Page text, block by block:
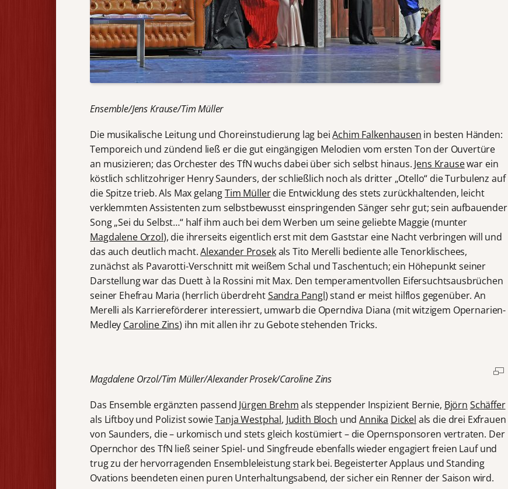
Ensemble/Jens Krause/Tim Müller
Die musikalische Leitung und Choreinstudierung lag beiAchim Falkenhausen in besten Händen:
Temporeich und zündend ließ er die gut eingängigen Melodien vom ersten Ton der Ouvertüre
an musizieren; das Orchester des TfN wuchs dabei über sich selbst hinaus. Jens Krausewar ein
köstlich schlitzohriger Henry Saunders, der schließlich noch als dritter „Otello“ die Turbulenz auf
die Spitze trieb. Als Max gelangTim Müllerdie Entwicklung des stets zurückhaltenden, leicht
verklemmten Assistenten zum selbstbewusst einspringenden Sänger sehr gut; sein aufbauender
Song „Sei du Selbst…“ half ihm auch bei dem Werben um seine geliebte Maggie (munter
Magdalene Orzol), die ihrerseits eigentlich erst mit dem Gaststar eine Nacht verbringen will und
das auch deutlich macht.Alexander Prosekals Tito Merelli bediente alle Tenorklischees,
zunächst als Pavarotti-Verschnitt mit weißem Schal und Taschentuch; ein Höhepunkt seiner
Darstellung war das Duett à la Rossini mit Max. Den temperamentvollen Eifersuchtsausbrüchen
seiner Ehefrau Maria (herrlich überdrehtSandra Pangl) stand er meist hilflos gegenüber. An
Merelli als Karriereförderer interessiert, umwarb die Operndiva Diana (mit witzigem Opernarien-
Medley Caroline Zins) ihn mit allen ihr zu Gebote stehenden Tricks.
Magdalene Orzol/Tim Müller/Alexander Prosek/Caroline Zins
Das Ensemble ergänzten passend Jürgen Brehmals steppender Inspizient Bernie, Björn Schäffer
als Liftboy und Polizist sowieTanja Westphal, Judith Bloch undAnnika Dickel als die drei Exfrauen
von Saunders, die – urkomisch und stets gleich kostümiert – die Opernsponsoren vertraten. Der
Opernchor des TfN ließ seiner Spiel- und Singfreude ebenfalls wieder engagiert freien Lauf und
trug zu der hervorragenden Ensembleleistung stark bei. Begeisterter Applaus und Standing
Ovations beendeten einen puren Unterhaltungsabend, der sicher ein Renner der Saison wird.